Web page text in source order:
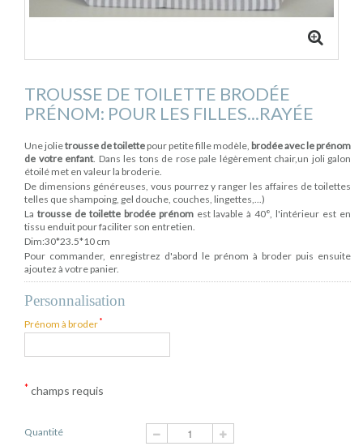
TROUSSE DE TOILETTE BRODÉE
PRÉNOM: POUR LES FILLES...RAYÉE
Une jolietrousse de toilette pour petite fille modèle, brodée avec le prénom
de votre enfant. Dans les tons de rose pale légèrement chair,un joli galon
étoilé met en valeur la broderie.
De dimensions généreuses, vous pourrez y ranger les affaires de toilettes
telles que shampoing, gel douche, couches, lingettes,...)
La trousse de toilette brodée prénomest lavable à 40°, l'intérieur est en
tissu enduit pour faciliter son entretien.
Dim:30*23.5*10 cm
Pour commander, enregistrez d'abord le prénom à broder puis ensuite
ajoutez à votre panier.
Personnalisation
Prénom à broder*
* champs requis
Quantité